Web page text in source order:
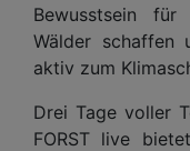
Bewusstsein
Wälder schaffen
aktiv zum
Drei Tage voller
FORST live